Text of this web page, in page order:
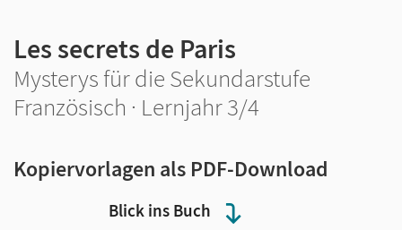
Blick ins Buch
Les secrets de Paris
Mysterys für die Sekundarstufe
Französisch · Lernjahr 3/4
Kopiervorlagen als PDF-Download